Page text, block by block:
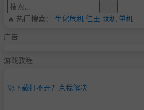
🔥 热门搜索： 生化危机仁王 联机单机
广告
游戏教程
🚀下载打不开？点我解决